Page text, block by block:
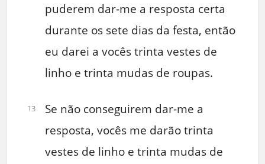
puderem dar-me a resposta certa
durante os sete dias da festa, então
eu darei a vocês trinta vestes de
linho e trinta mudas de roupas.
13
Se não conseguirem dar-me a
resposta, vocês me darão trinta
vestes de linho e trinta mudas de